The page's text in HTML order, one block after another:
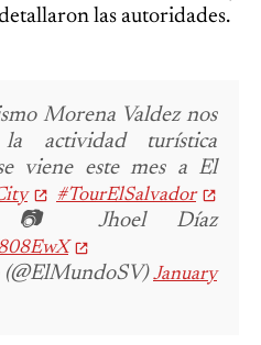
las autoridades.
Morena Valdez nos
actividad turística
viene este mes a El
#TourElSalvador
Jhoel Díaz
January